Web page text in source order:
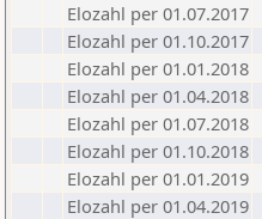
Elozahl per 01.07.2017
Elozahl per 01.10.2017
Elozahl per 01.01.2018
Elozahl per 01.04.2018
Elozahl per 01.07.2018
Elozahl per 01.10.2018
Elozahl per 01.01.2019
Elozahl per 01.04.2019